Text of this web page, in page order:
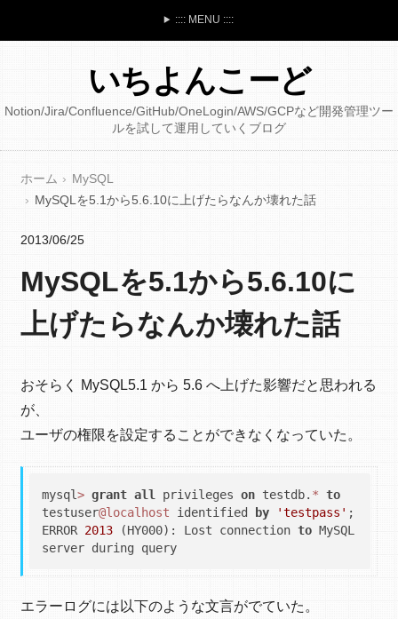
:::: MENU ::::
いちよんこーど
Notion/Jira/Confluence/GitHub/OneLogin/AWS/GCPなど開発管理ツー
ルを試して運用していくブログ
ホーム
MySQL
MySQLを5.1から5.6.10に上げたらなんか壊れた話
2013/06/25
MySQLを5.1から5.6.10に
上げたらなんか壊れた話
おそらく MySQL5.1 から 5.6 へ上げた影響だと思われる
が、
ユーザの権限を設定することができなくなっていた。
mysql> grant all privileges on testdb. * to
testuser@localhost identified by 'testpass' ;
ERROR 2013 (HY000): Lost connection to MySQL
server during query
エラーログには以下のような文言がでていた。